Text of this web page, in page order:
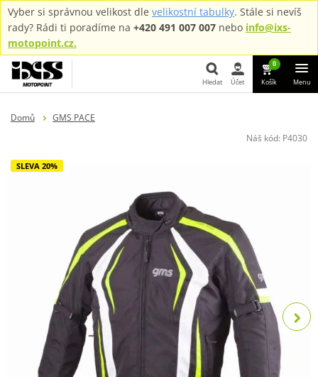
Vyber si správnou velikost dle velikostní tabulky. Stále si nevíš
rady? Rádi ti poradíme na +420 491 007 007 nebo info@ixs-
motopoint.cz.
Hledat Účet
0
Košík Menu
Domů
GMS PACE
Náš kód: P4030
SLEVA 20%